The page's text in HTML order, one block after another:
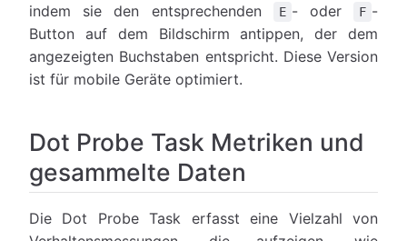
indem sie den entsprechenden
E - oder F -
Button auf dem Bildschirm antippen, der dem
angezeigten Buchstaben entspricht. Diese Version
ist für mobile Geräte optimiert.
Dot Probe Task Metriken und
gesammelte Daten
Die Dot Probe Task erfasst eine Vielzahl von